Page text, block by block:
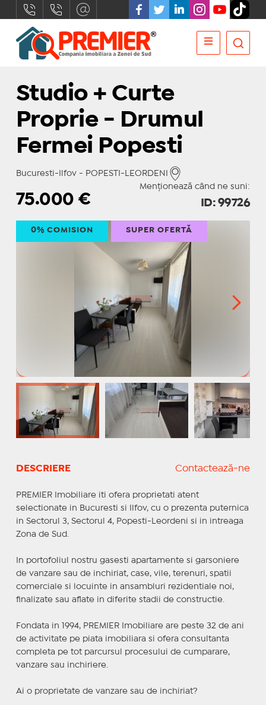
Studio + Curte
Proprie - Drumul
Fermei Popesti
Bucuresti-Ilfov - POPESTI-LEORDENI
Menționează când ne suni:
75.000€ ID: 99726
0% COMISION SUPER OFERTĂ
DESCRIERE Contactează-ne
PREMIER Imobiliare iti ofera proprietati atent
selectionate in Bucuresti si Ilfov, cu o prezenta puternica
in Sectorul 3, Sectorul 4, Popesti-Leordeni si in intreaga
Zona de Sud.
In portofoliul nostru gasesti apartamente si garsoniere
de vanzare sau de inchiriat, case, vile, terenuri, spatii
comerciale si locuinte in ansambluri rezidentiale noi,
finalizate sau aflate in diferite stadii de constructie.
Fondata in 1994, PREMIER Imobiliare are peste 32 de ani
de activitate pe piata imobiliara si ofera consultanta
completa pe tot parcursul procesului de cumparare,
vanzare sau inchiriere.
Ai o proprietate de vanzare sau de inchiriat?